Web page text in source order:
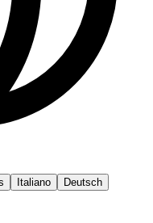
Italiano
Deutsch